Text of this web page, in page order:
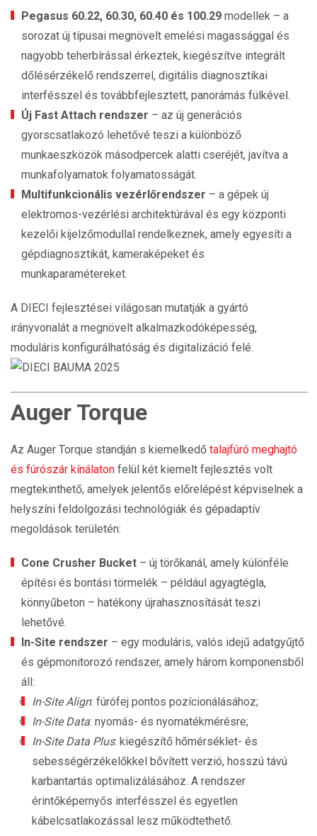
Pegasus 60.22, 60.30, 60.40 és 100.29 modellek – a
sorozat új típusai megnövelt emelési magassággal és
nagyobb teherbírással érkeztek, kiegészítve integrált
dőlésérzékelő rendszerrel, digitális diagnosztikai
interfésszel és továbbfejlesztett, panorámás fülkével.
Új Fast Attach rendszer – az új generációs
gyorscsatlakozó lehetővé teszi a különböző
munkaeszközök másodpercek alatti cseréjét, javítva a
munkafolyamatok folyamatosságát.
Multifunkcionális vezérlőrendszer – a gépek új
elektromos-vezérlési architektúrával és egy központi
kezelői kijelzőmodullal rendelkeznek, amely egyesíti a
gépdiagnosztikát, kameraképeket és
munkaparamétereket.
A DIECI fejlesztései világosan mutatják a gyártó
irányvonalát a megnövelt alkalmazkodóképesség,
moduláris konfigurálhatóság és digitalizáció felé.
Auger Torque
Az Auger Torque standján s kiemelkedő talajfúró meghajtó
és fúrószár kínálaton felül két kiemelt fejlesztés volt
megtekinthető, amelyek jelentős előrelépést képviselnek a
helyszíni feldolgozási technológiák és gépadaptív
megoldások területén:
Cone Crusher Bucket – új törőkanál, amely különféle
építési és bontási törmelék – például agyagtégla,
könnyűbeton – hatékony újrahasznosítását teszi
lehetővé.
In-Site rendszer – egy moduláris, valós idejű adatgyűjtő
és gépmonitorozó rendszer, amely három komponensből
áll:
In-Site Align: fúrófej pontos pozícionálásához;
In-Site Data: nyomás- és nyomatékmérésre;
In-Site Data Plus: kiegészítő hőmérséklet- és
sebességérzékelőkkel bővített verzió, hosszú távú
karbantartás optimalizálásához. A rendszer
érintőképernyős interfésszel és egyetlen
kábelcsatlakozással lesz működtethető.